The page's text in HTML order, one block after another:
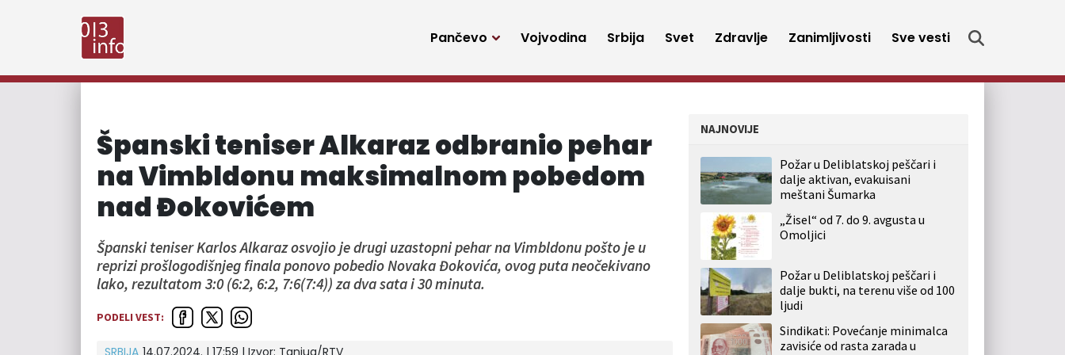
Pančevo Vojvodina Srbija Svet Zdravlje Zanimljivosti Sve vesti
Španski teniser Alkaraz odbranio pehar
na Vimbldonu maksimalnom pobedom
nad Đokovićem
Španski teniser Karlos Alkaraz osvojio je drugi uzastopni pehar na Vimbldonu pošto je u
reprizi prošlogodišnjeg finala ponovo pobedio Novaka Đokovića, ovog puta neočekivano
lako, rezultatom 3:0 (6:2, 6:2, 7:6(7:4)) za dva sata i 30 minuta.
PODELI VEST:
SRBIJA 14.07.2024. | 17:59 | Izvor: Tanjug/RTV
NAJNOVIJE
Požar u Deliblatskoj peščari i
dalje aktivan, evakuisani
meštani Šumarka
„Žisel“ od 7. do 9. avgusta u
Omoljici
Požar u Deliblatskoj peščari i
dalje bukti, na terenu više od 100
ljudi
Sindikati: Povećanje minimalca
zavisiće od rasta zarada u